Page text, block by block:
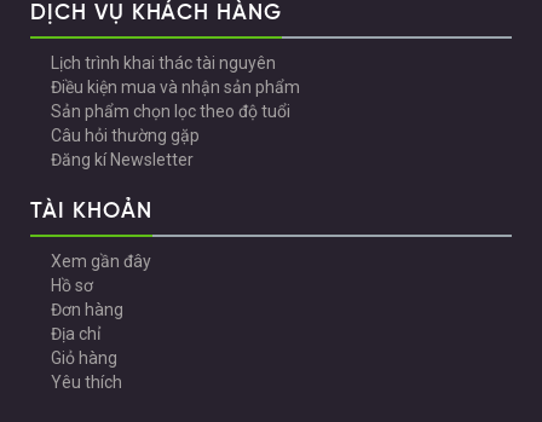
DỊCH VỤ KHÁCH HÀNG
Lịch trình khai thác tài nguyên
Điều kiện mua và nhận sản phẩm
Sản phẩm chọn lọc theo độ tuổi
Câu hỏi thường gặp
Đăng kí Newsletter
TÀI KHOẢN
Xem gần đây
Hồ sơ
Đơn hàng
Địa chỉ
Giỏ hàng
Yêu thích